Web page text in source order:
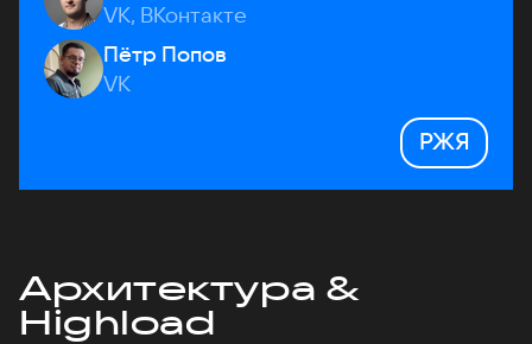
VK, ВКонтакте
Пётр Попов
VK
РЖЯ
Архитектура &
Highload